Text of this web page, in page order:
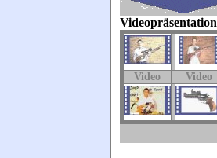
Videopräsentation
Video Video